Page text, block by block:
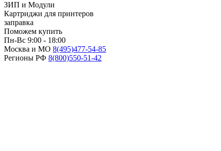
ЗИП и Модули
Картриджи для принтеров
заправка
Поможем купить
Пн-Вс 9:00 - 18:00
Москва и МО 8(495)477-54-85
Регионы РФ 8(800)550-51-42